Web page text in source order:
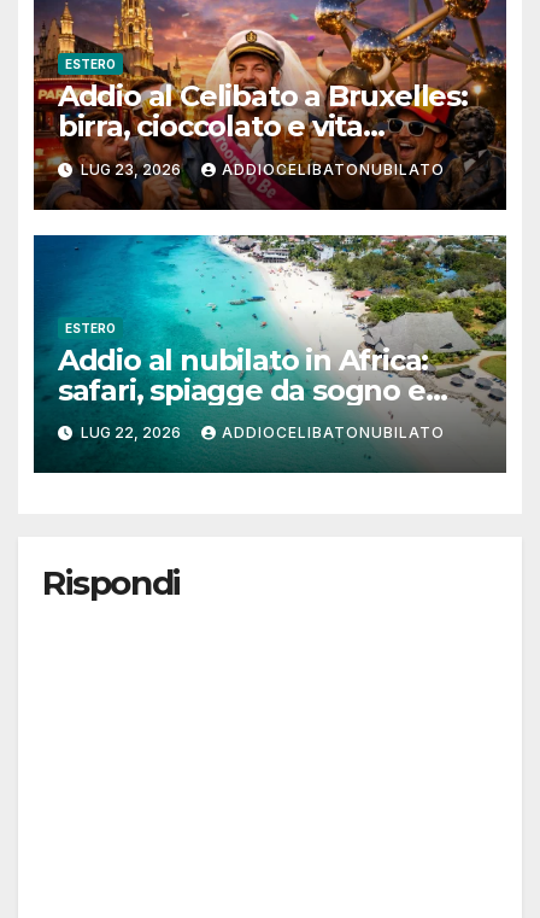
ESTERO
Addio al Celibato a Bruxelles:
birra, cioccolato e vita
notturna per un weekend
indimenticabile
LUG 23, 2026 ADDIOCELIBATONUBILATO
ESTERO
Addio al nubilato in Africa:
safari, spiagge da sogno e
città magiche
LUG 22, 2026 ADDIOCELIBATONUBILATO
Rispondi